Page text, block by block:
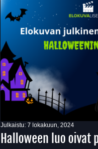
Julkaistu: 7 lokakuun, 2024
Halloween luo oivat